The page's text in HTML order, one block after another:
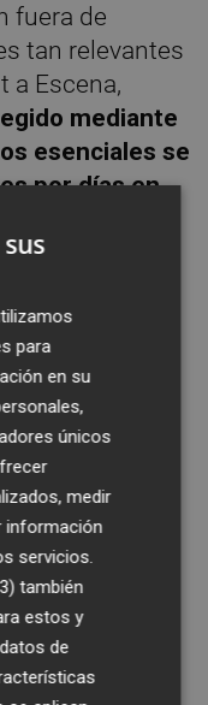
fuera de
tan relevantes
a Escena,
mediante
esenciales se
por días en
estables
del
se esté
la situación,
de las
año
una parte
atrás no
que el IVC
Belles
para
en su
únicos
medir
información
servicios.
también
estos y
de